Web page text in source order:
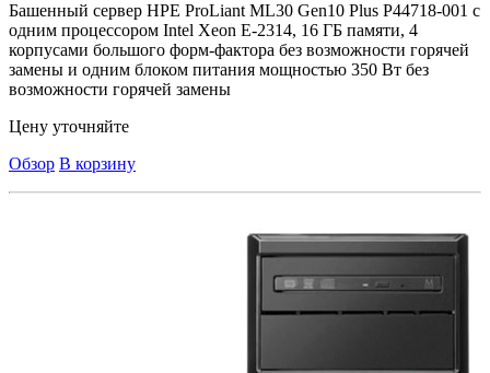
Башенный сервер HPE ProLiant ML30 Gen10 Plus P44718-001 с
одним процессором Intel Xeon E-2314, 16 ГБ памяти, 4
корпусами большого форм-фактора без возможности горячей
замены и одним блоком питания мощностью 350 Вт без
возможности горячей замены
Цену уточняйте
Обзор В корзину